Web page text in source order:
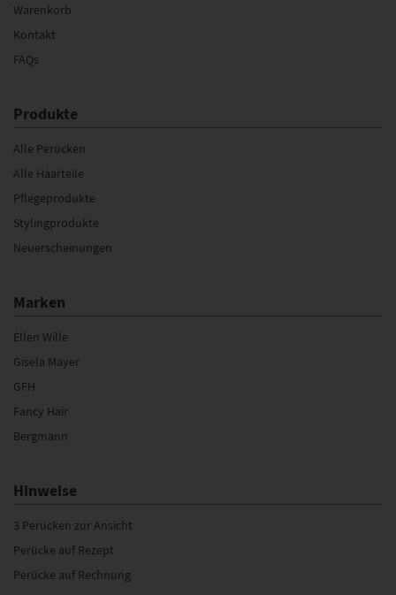
Warenkorb
Kontakt
FAQs
Produkte
Alle Perücken
Alle Haarteile
Pflegeprodukte
Stylingprodukte
Neuerscheinungen
Marken
Ellen Wille
Gisela Mayer
GFH
Fancy Hair
Bergmann
Hinweise
3 Perücken zur Ansicht
Perücke auf Rezept
Perücke auf Rechnung